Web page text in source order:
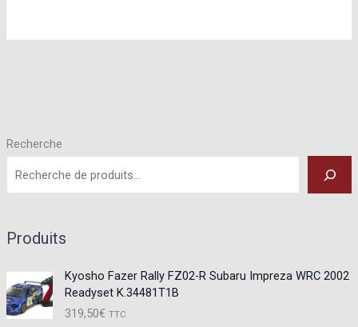
Recherche
Produits
Kyosho Fazer Rally FZ02-R Subaru Impreza WRC 2002
Readyset K.34481T1B
319,50€ TTC